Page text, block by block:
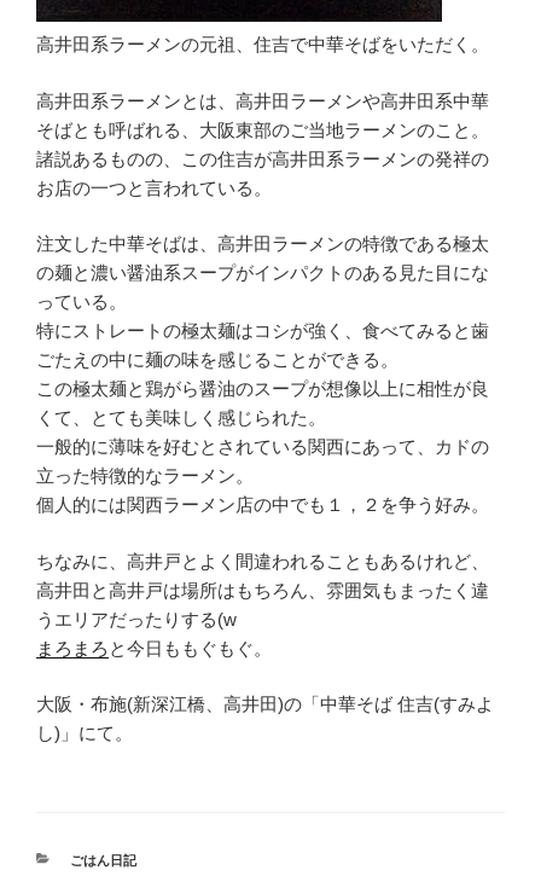
高井田系ラーメンの元祖、住吉で中華そばをいただく。
高井田系ラーメンとは、高井田ラーメンや高井田系中華
そばとも呼ばれる、大阪東部のご当地ラーメンのこと。
諸説あるものの、この住吉が高井田系ラーメンの発祥の
お店の一つと言われている。
注文した中華そばは、高井田ラーメンの特徴である極太
の麺と濃い醤油系スープがインパクトのある見た目にな
っている。
特にストレートの極太麺はコシが強く、食べてみると歯
ごたえの中に麺の味を感じることができる。
この極太麺と鶏がら醤油のスープが想像以上に相性が良
くて、とても美味しく感じられた。
一般的に薄味を好むとされている関西にあって、カドの
立った特徴的なラーメン。
個人的には関西ラーメン店の中でも１，２を争う好み。
ちなみに、高井戸とよく間違われることもあるけれど、
高井田と高井戸は場所はもちろん、雰囲気もまったく違
うエリアだったりする(w
まろまろ と今日ももぐもぐ。
大阪・布施(新深江橋、高井田)の「中華そば 住吉(すみよ
し)」にて。
カ
ごはん日記